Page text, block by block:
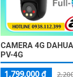
CAMERA 4G
PV-4G
1,799,000 ₫